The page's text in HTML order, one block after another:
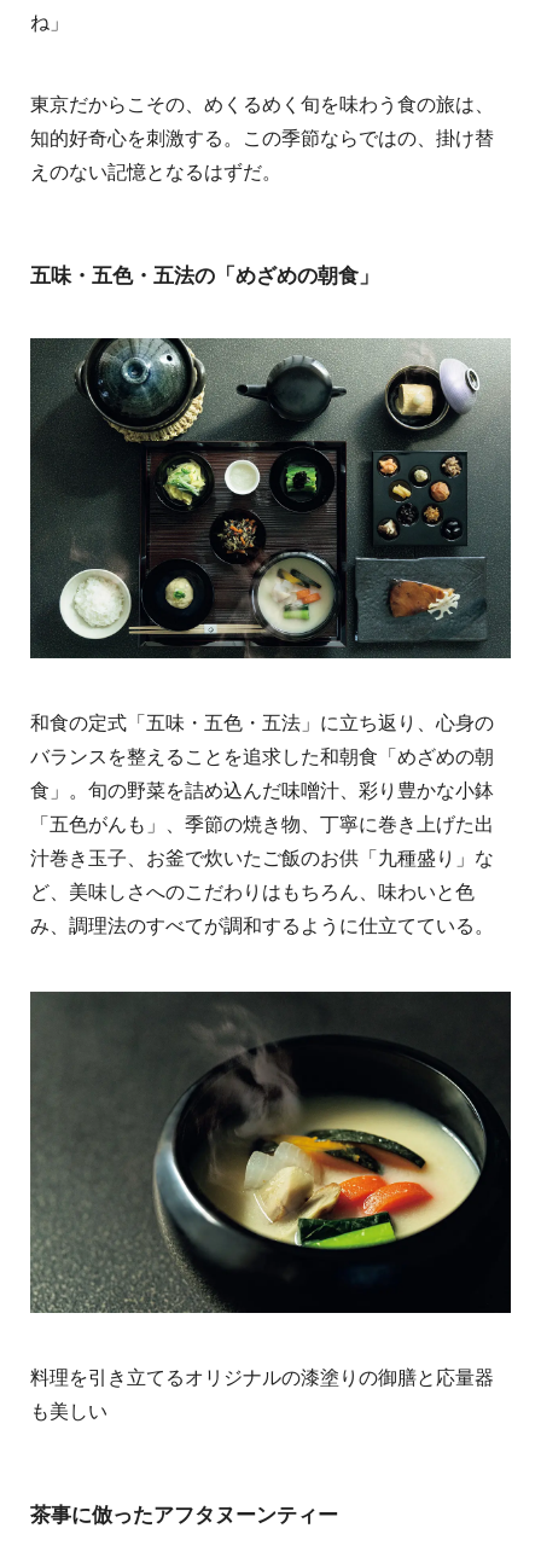
ね」
東京だからこその、めくるめく旬を味わう食の旅は、
知的好奇心を刺激する。この季節ならではの、掛け替
えのない記憶となるはずだ。
五味・五色・五法の「めざめの朝食」
和食の定式「五味・五色・五法」に立ち返り、心身の
バランスを整えることを追求した和朝食「めざめの朝
食」。旬の野菜を詰め込んだ味噌汁、彩り豊かな小鉢
「五色がんも」、季節の焼き物、丁寧に巻き上げた出
汁巻き玉子、お釜で炊いたご飯のお供「九種盛り」な
ど、美味しさへのこだわりはもちろん、味わいと色
み、調理法のすべてが調和するように仕立てている。
料理を引き立てるオリジナルの漆塗りの御膳と応量器
も美しい
茶事に倣ったアフタヌーンティー